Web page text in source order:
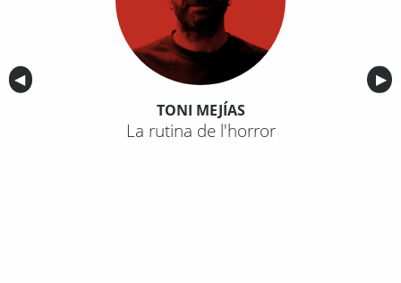
Anterior
◀︎ ▶︎
TONI MEJÍAS
La rutina de l'horror